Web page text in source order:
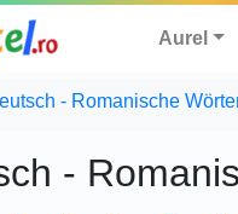
Aurel
- Romanische
-